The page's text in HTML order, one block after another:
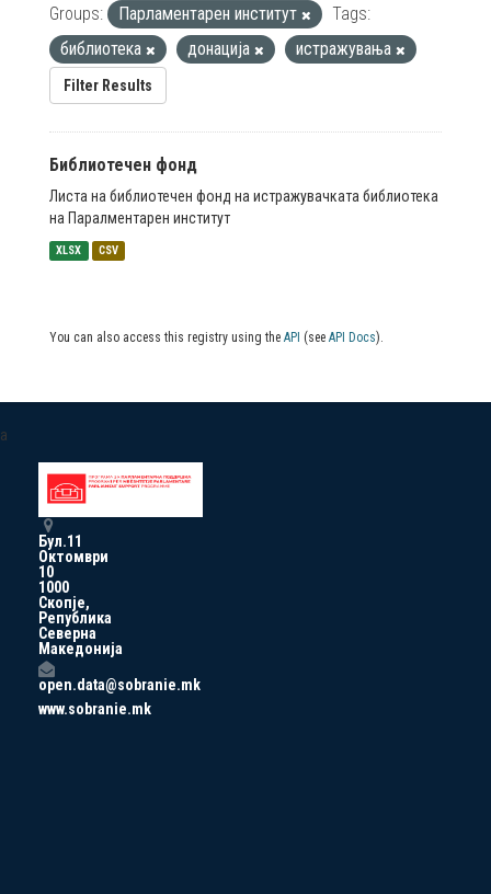
Groups:
Парламентарен институт
Tags:
библиотека
донација истражувања
Filter Results
Библиотечен фонд
Листа на библиотечен фонд на истражувачката библиотека
на Паралментарен институт
XLSX CSV
You can also access this registry using the API (see API Docs).
a
Бул.11
Октомври
10
1000
Скопје,
Република
Северна
Македонија
open.data@sobranie.mk
www.sobranie.mk